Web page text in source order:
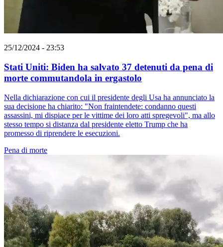
25/12/2024 - 23:53
Stati Uniti: Biden ha salvato 37 detenuti da pena di
morte commutandola in ergastolo
Nella dichiarazione con cui il presidente degli Usa ha annunciato la
sua decisione ha chiarito: "Non fraintendete: condanno questi
assassini, mi dispiace per le vittime dei loro atti spregevoli", ma allo
stesso tempo si distanza dal presidente eletto Trump che ha
promesso di riprendere le esecuzioni.
Pena di morte